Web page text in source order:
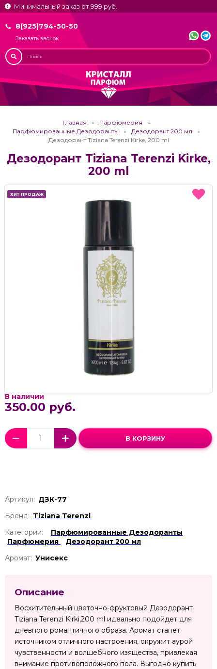
Минимальный заказ от 999 руб.
8(925)794-50-50
Заказать звонок
Главная
Парфюмерия
Парфюмированные Дезодоранты
Дезодорант 200 мл
Дезодорант Tiziana Terenzi Kirke, 200 ml
Дезодорант Tiziana Terenzi Kirke,
200 ml
ХИТ ПРОДАЖ
ХИТ ПРОДАЖ
В наличии
350.00 руб.
В КОРЗИНУ
Артикул: ДЗК-77
Бренд: Tiziana Terenzi
Категории:
Парфюмированные Дезодоранты
Парфюмерия
Дезодорант 200 мл
Аромат: Унисекс
Описание
Восхитительный цветочно-фруктовый Дезодорант
Tiziana Terenzi Kirki,200 ml идеально подойдет для
дневного романтичного образа. Аромат станет
источником отличного настроения, окружит аурой
чувственности и волшебного изящества, привлекая
внимание противоположного пола. Выгодно купить